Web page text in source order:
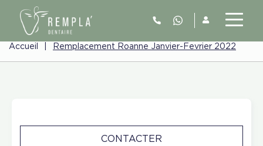
Accueil Remplacement Roanne Janvier-Fevrier 2022
CONTACTER